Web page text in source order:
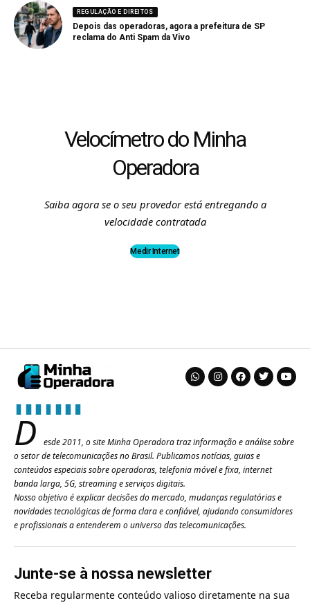
REGULAÇÃO E DIREITOS
Depois das operadoras, agora a prefeitura de SP
reclama do Anti Spam da Vivo
Velocímetro do Minha
Operadora
Saiba agora se o seu provedor está entregando a
velocidade contratada
Medir Internet
D
esde 2011, o site Minha Operadora traz informação e análise sobre
o setor de telecomunicações no Brasil. Publicamos notícias, guias e
conteúdos especiais sobre operadoras, telefonia móvel e fixa, internet
banda larga, 5G, streaming e serviços digitais.
Nosso objetivo é explicar decisões do mercado, mudanças regulatórias e
novidades tecnológicas de forma clara e confiável, ajudando consumidores
e profissionais a entenderem o universo das telecomunicações.
Junte-se à nossa newsletter
Receba regularmente conteúdo valioso diretamente na sua